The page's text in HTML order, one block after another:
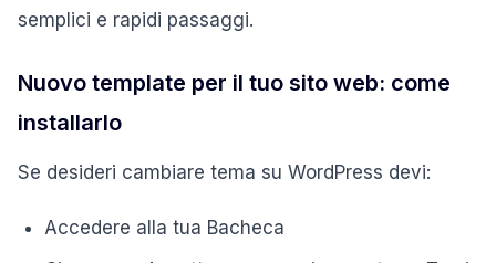
semplici e rapidi passaggi.
Nuovo template per il tuo sito web: come
installarlo
Se desideri cambiare tema su WordPress devi:
Accedere alla tua Bacheca